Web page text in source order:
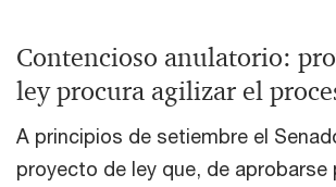
Contencioso anulatorio:
ley procura agilizar el
A principios de setiembre el
proyecto de ley que, de aprobarse